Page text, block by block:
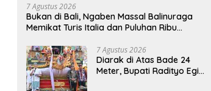
7 Agustus 2026
Bukan di Bali, Ngaben Massal Balinuraga
Memikat Turis Italia dan Puluhan Ribu
7 Agustus 2026
Diarak di Atas Bade 24
Meter, Bupati Radityo Egi